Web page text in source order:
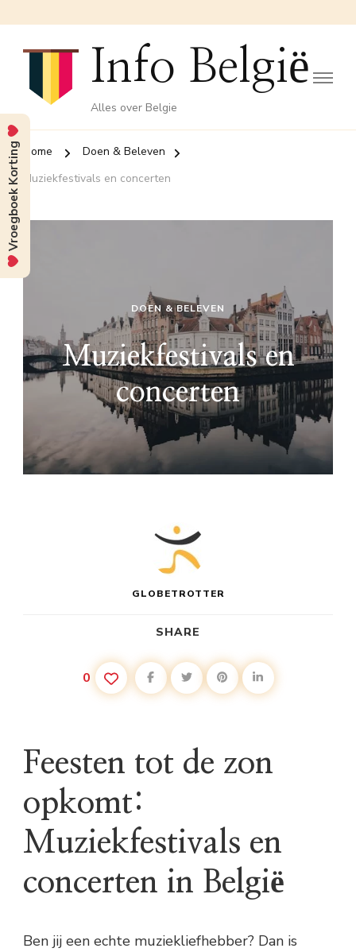
Info België
Alles over Belgie
Home
Doen & Beleven
Muziekfestivals en concerten
DOEN & BELEVEN
Muziekfestivals en
concerten
GLOBETROTTER
SHARE
0
Feesten tot de zon
opkomt:
Muziekfestivals en
concerten in België
Ben jij een echte muziekliefhebber? Dan is
Vroegboek Korting